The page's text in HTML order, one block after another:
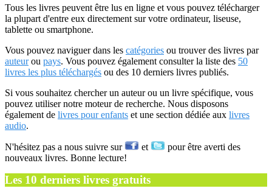
Tous les livres peuvent être lus en ligne et vous pouvez télécharger
la plupart d'entre eux directement sur votre ordinateur, liseuse,
tablette ou smartphone.
Vous pouvez naviguer dans les catégories ou trouver des livres par
auteurou pays. Vous pouvez également consulter la liste des 50
livres les plus téléchargés ou des 10 derniers livres publiés.
Si vous souhaitez chercher un auteur ou un livre spécifique, vous
pouvez utiliser notre moteur de recherche. Nous disposons
également de livres pour enfants et une section dédiée aux livres
audio.
N'hésitez pas a nous suivre sur et
pour être averti des
nouveaux livres. Bonne lecture!
Les 10 derniers livres gratuits